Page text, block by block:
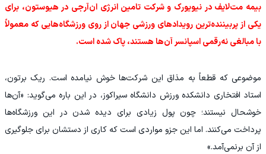
بیمه مت‌لایف در نیویورک و شرکت تامین انرژی ان‌آرجی در هیوستون، برای
یکی از پربیننده‌ترین رویدادهای ورزشی جهان از روی ورزشگاه‌هایی که معمولاً
با مبالغی نه‌رقمی اسپانسر آن‌ها هستند، پاک شده است.
موضوعی که قطعاً به مذاق این شرکت‌ها خوش نیامده است. ریک برتون،
استاد افتخاری دانشکده ورزش دانشگاه سیراکوز، در این باره می‌گوید: «آن‌ها
خوشحال نیستند؛ چون پول زیادی برای دیده شدن در این ورزشگاه‌ها
پرداخت می‌کنند. اما این جزو مواردی است که کاری از دستشان برای جلوگیری
از آن برنمی‌آمد.»